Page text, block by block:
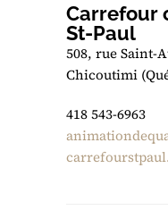
Carrefour
St-Paul
508, rue Saint-
Chicoutimi
418 543-6963